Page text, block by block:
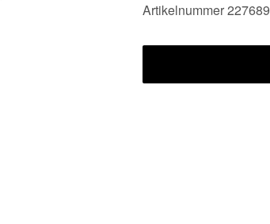
Artikelnummer 227689